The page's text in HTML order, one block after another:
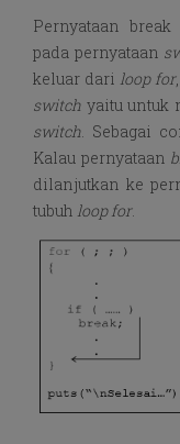
Pernyataan
pada pernyataan
keluar dari loop for,
switch yaitu untuk
switch. Sebagai
Kalau pernyataan
dilanjutkan ke
tubuh loop for.